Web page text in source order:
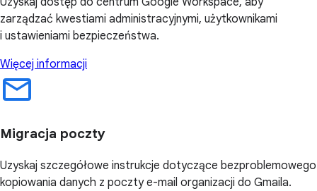
zarządzać kwestiami administracyjnymi, użytkownikami
i ustawieniami bezpieczeństwa.
Więcej informacji
Migracja poczty
Uzyskaj szczegółowe instrukcje dotyczące bezproblemowego
kopiowania danych z poczty e-mail organizacji do Gmaila.